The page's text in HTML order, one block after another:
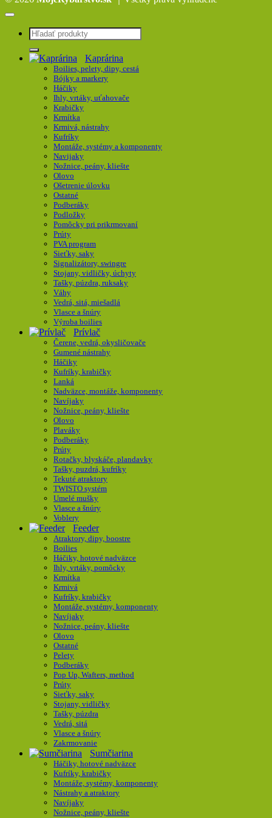
Hľadať:
Kaprárina
Boilies, pelety, dipy, cestá
Bójky a markery
Háčiky
Ihly, vrtáky, uťahovače
Krabičky
Krmítka
Krmivá, nástrahy
Kufríky
Montáže, systémy a komponenty
Navijaky
Nožnice, peány, kliešte
Olovo
Ošetrenie úlovku
Ostatné
Podberáky
Podložky
Pomôcky pri prikrmovaní
Prúty
PVA program
Sieťky, saky
Signalizátory, swingre
Stojany, vidličky, úchyty
Tašky, púzdra, ruksaky
Váhy
Vedrá, sitá, miešadlá
Vlasce a šnúry
Výroba boilies
Prívlač
Čerene, vedrá, okysličovače
Gumené nástrahy
Háčiky
Kufríky, krabičky
Lanká
Nadväzce, montáže, komponenty
Navíjaky
Nožnice, peány, kliešte
Olovo
Plaváky
Podberáky
Prúty
Rotačky, blyskáče, plandavky
Tašky, puzdrá, kufríky
Tekuté atraktory
TWISTO systém
Umelé mušky
Vlasce a šnúry
Voblery
Feeder
Atraktory, dipy, boostre
Boilies
Háčiky, hotové nadväzce
Ihly, vrtáky, pomôcky
Krmítka
Krmivá
Kufríky, krabičky
Montáže, systémy, komponenty
Navíjaky
Nožnice, peány, kliešte
Olovo
Ostatné
Pelety
Podberáky
Pop Up, Wafters, method
Prúty
Sieťky, saky
Stojany, vidličky
Tašky, púzdra
Vedrá, sitá
Vlasce a šnúry
Zakrmovanie
Sumčiarina
Háčiky, hotové nadväzce
Kufríky, krabičky
Montáže, systémy, komponenty
Nástrahy a atraktory
Navíjaky
Nožnice, peány, kliešte